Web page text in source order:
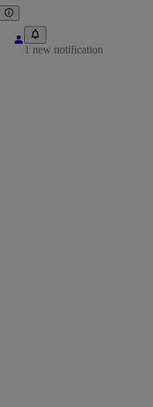
1 new notification